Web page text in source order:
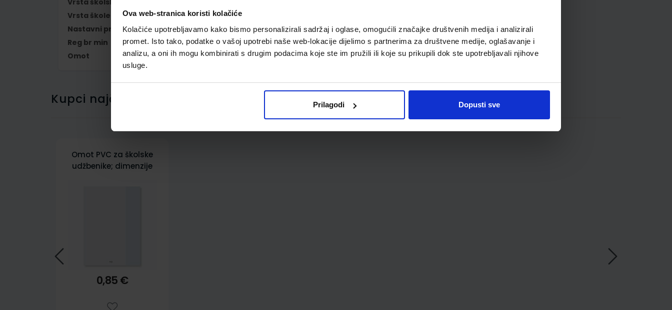
Ova web-stranica koristi kolačiće
Kolačiće upotrebljavamo kako bismo personalizirali sadržaj i oglase, omogućili značajke društvenih medija i analizirali
promet. Isto tako, podatke o vašoj upotrebi naše web-lokacije dijelimo s partnerima za društvene medije, oglašavanje i
analizu, a oni ih mogu kombinirati s drugim podacima koje ste im pružili ili koje su prikupili dok ste upotrebljavali njihove
usluge.
Prilagodi Dopusti sve
Vrsta školske knjige
Vrsta škole
1 OSNOVNA
Nastavni predmet
NJEMAČKI JEZIK
Reg br min
7512-DOM
Omot
500182
Kupci najčešće biraju..
Omot PVC za školske
udžbenike; dimenzije
0,85 €